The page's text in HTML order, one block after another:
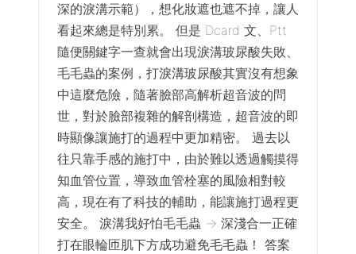
深的淚溝示範），想化妝遮也遮不掉，讓人
看起來總是特別累。 但是 Dcard 文、Ptt
隨便關鍵字一查就會出現淚溝玻尿酸失敗、
毛毛蟲的案例，打淚溝玻尿酸其實沒有想象
中這麼危險，隨著臉部高解析超音波的問
世，對於臉部複雜的解剖構造，超音波的即
時顯像讓施打的過程中更加精密。 過去以
往只靠手感的施打中，由於難以透過觸摸得
知血管位置，導致血管栓塞的風險相對較
高，現在有了科技的輔助，能讓施打過程更
安全。 淚溝我好怕毛毛蟲 → 深淺合一正確
打在眼輪匝肌下方成功避免毛毛蟲！ 答案